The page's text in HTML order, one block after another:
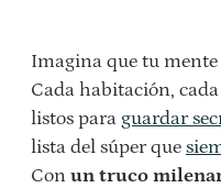
Imagina que tu
Cada habitación,
listos para guardar
lista del súper que
Con un truco